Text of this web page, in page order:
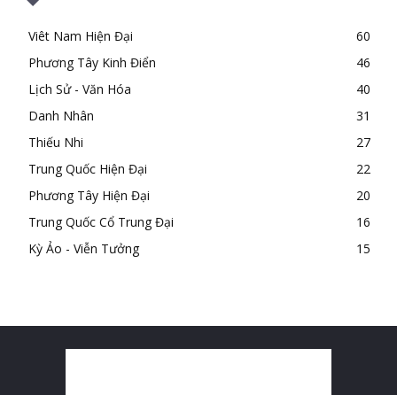
Viêt Nam Hiện Đại
60
Phương Tây Kinh Điển
46
Lịch Sử - Văn Hóa
40
Danh Nhân
31
Thiếu Nhi
27
Trung Quốc Hiện Đại
22
Phương Tây Hiện Đại
20
Trung Quốc Cổ Trung Đại
16
Kỳ Ảo - Viễn Tưởng
15